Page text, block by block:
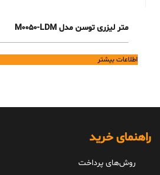
متر لیزری توسن مدل M0050-LDM
اطلاعات بیشتر
راهنمای خرید
روش‌های پرداخت